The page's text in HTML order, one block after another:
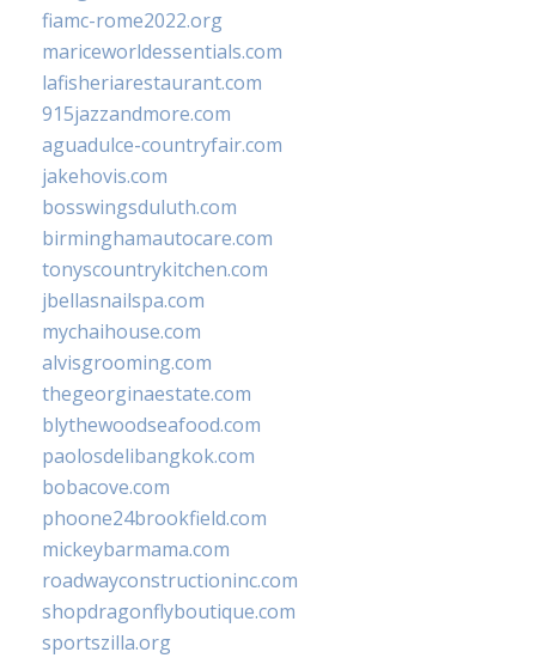
fiamc-rome2022.org
mariceworldessentials.com
lafisheriarestaurant.com
915jazzandmore.com
aguadulce-countryfair.com
jakehovis.com
bosswingsduluth.com
birminghamautocare.com
tonyscountrykitchen.com
jbellasnailspa.com
mychaihouse.com
alvisgrooming.com
thegeorginaestate.com
blythewoodseafood.com
paolosdelibangkok.com
bobacove.com
phoone24brookfield.com
mickeybarmama.com
roadwayconstructioninc.com
shopdragonflyboutique.com
sportszilla.org